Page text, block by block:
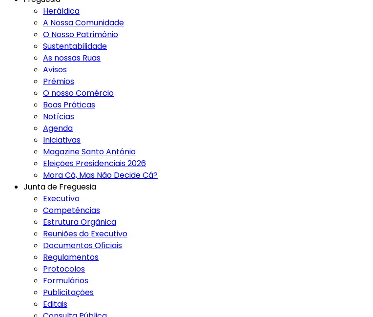
Heráldica
A Nossa Comunidade
O Nosso Património
Sustentabilidade
As nossas Ruas
Avisos
Prémios
O nosso Comércio
Boas Práticas
Notícias
Agenda
Iniciativas
Magazine Santo António
Eleições Presidenciais 2026
Mora Cá, Mas Não Decide Cá?
Junta de Freguesia
Executivo
Competências
Estrutura Orgânica
Reuniões do Executivo
Documentos Oficiais
Regulamentos
Protocolos
Formulários
Publicitações
Editais